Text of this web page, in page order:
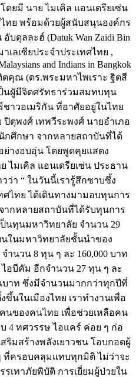
ดยมี นาย ไมเคิล แอนเดรียเซ่น
ทย พร้อมด้วยผู้สนับสนุนองค์กร
ดุลละฮ์ (Datuk Wan Zaidi Bin
เลเซียประจำประเทศไทย ,
and Indians in Bangkok
ณ (ดร.พระมหาไพเราะ ฐิตสี
ป็นผูัมีจิตศรัทธาร่วมสมทบทุน
ชาวอเมริกัน ที่อาศัยอยู่ในไทย
ปิตุพงศ์ เทพวีระพงศ์ นายอำเภอ
กศึกษา จากหลายสถาบันที่ได้
างอบอุ่น โดยพูดคุยแสดง
ไมเคิล แอนเดรียเซ่น ประธาน
ว่า “ ในวันนี้เรารู้สึกซาบซึ้ง
ไทย ได้เดินทางมามอบทุนการ
ากหลายสถาบันที่ได้รับทุนการ
นทุนมหาวิทยาลัย จำนวน 29
นในมหาวิทยาลัยชั้นนำของ
ำนวน 8 ทุน ๆ ละ 160,000 บาท
อบีคัม อีกจำนวน 27 ทุน ๆ ละ
บาท ซึ่งมีจำนวนมากกว่าทุกปีที่
นในเมืองไทย เราทำงานเพื่อ
นของคนไทย เพื่อช่วยเหลือคน
4 ทศวรรษ ไอแคร์ ค่อย ๆ ก่อ
ริมสร้างพลังเยาวชน โอบกอดผู้
ที่ครอบคลุมแทบทุกมิติ ไม่ว่าจะ
เทาภัยพิบัติ การเยี่ยมผู้ป่วยใน